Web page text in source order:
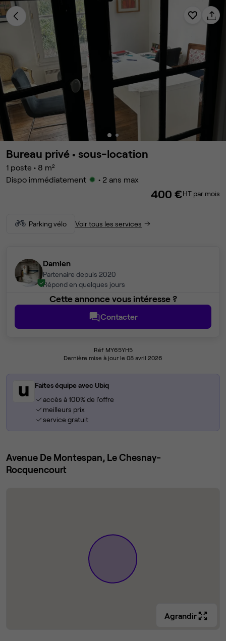
Bureau privé • sous-location
1 poste • 8 m²
Dispo immédiatement
• 2 ans max
400 €HT par mois
Parking vélo Voir tous les services
Damien
Partenaire depuis 2020
Répond en quelques jours
Cette annonce vous intéresse ?
Contacter
Réf MY65YH5
Dernière mise à jour le 08 avril 2026
Faites équipe avec Ubiq
accès à 100% de l'offre
meilleurs prix
service gratuit
Avenue De Montespan, Le Chesnay-
Rocquencourt
Agrandir